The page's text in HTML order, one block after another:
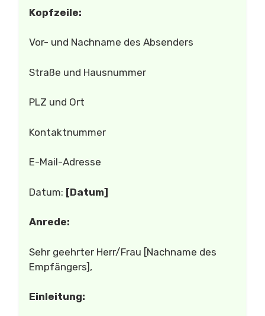
Kopfzeile:
Vor- und Nachname des Absenders
Straße und Hausnummer
PLZ und Ort
Kontaktnummer
E-Mail-Adresse
Datum: [Datum]
Anrede:
Sehr geehrter Herr/Frau [Nachname des
Empfängers],
Einleitung: